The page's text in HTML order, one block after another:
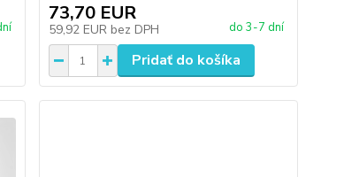
73,70 EUR
59,92 EUR bez DPH do 3-7 dní
Pridať do košíka